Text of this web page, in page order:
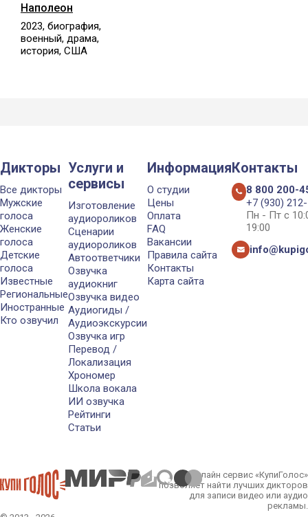
Наполеон
2023, биография,
военный, драма,
история, США
Дикторы
Все дикторы
Мужские
голоса
Женские
голоса
Детские
голоса
Известные
Региональные
Иностранные
Кто озвучил
Услуги и
сервисы
Изготовление
аудиороликов
Сценарии
аудиороликов
Автоответчики
Озвучка
аудиокниг
Озвучка видео
Аудиогиды /
Аудиоэкскурсии
Озвучка игр
Перевод /
Локализация
Хрономер
Школа вокала
ИИ озвучка
Рейтинги
Статьи
Информация
О студии
Цены
Оплата
FAQ
Вакансии
Правила сайта
Контакты
Карта сайта
Контакты
8 800 200-
+7 (930)
Пн - Пт с
19:00
Онлайн сервис «КупиГолос»
позволяет найти лучших дикторов
для записи видео или аудио
рекламы.